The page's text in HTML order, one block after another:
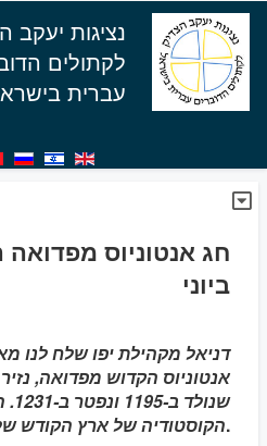
נציגות יעקב
לקתולים
עברית
ביוני
דניאל מקהילת יפו שלח לנו
אנטוניוס הקדוש מפדואה,
הקוסטודיה של ארץ הקודש.